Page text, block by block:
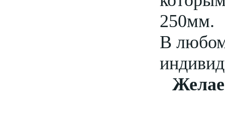
250мм.
В любом